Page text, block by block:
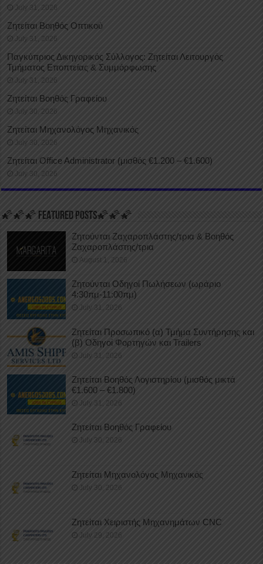
July 31, 2026
Ζητείται Βοηθός Οπτικού
July 31, 2026
Παγκύπριος Δικηγορικός Σύλλογος: Ζητείται Λειτουργός
Τμήματος Εποπτείας & Συμμόρφωσης
July 31, 2026
Ζητείται Βοηθός Γραφείου
July 30, 2026
Ζητείται Μηχανολόγος Μηχανικός
July 30, 2026
Ζητείται Office Administrator (μισθός €1.200 – €1.600)
July 30, 2026
🌠🌠🌠 FEATURED POSTS🌠🌠🌠
Ζητούνται Ζαχαροπλάστης/τρια & Βοηθός
Ζαχαροπλάστης/τρια
August 1, 2026
Ζητούνται Οδηγοί Πωλήσεων (ωράριο
4:30πμ-11:00πμ)
July 31, 2026
Ζητείται Προσωπικό (α) Τμήμα Συντήρησης και
(β) Οδηγοί Φορτηγών και Trailers
July 31, 2026
Ζητείται Βοηθός Λογιστηρίου (μισθός μικτά
€1.600 – €1.800)
July 31, 2026
Ζητείται Βοηθός Γραφείου
July 30, 2026
Ζητείται Μηχανολόγος Μηχανικός
July 30, 2026
Ζητείται Χειριστής Μηχανημάτων CNC
July 29, 2026